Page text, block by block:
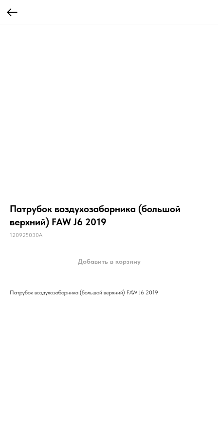
Патрубок воздухозаборника (большой
верхний) FAW J6 2019
120925030A
Добавить в корзину
Патрубок воздухозаборника (большой верхний) FAW J6 2019